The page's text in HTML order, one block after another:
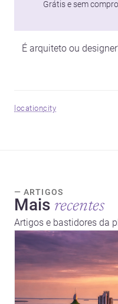
Grátis e sem
É arquiteto ou
locationcity
— ARTIGOS
Mais recentes
Artigos e bastidores da